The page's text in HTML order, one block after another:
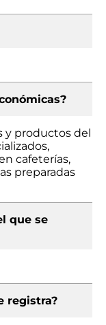
y productos del
cafeterías,
preparadas
que se
registra?